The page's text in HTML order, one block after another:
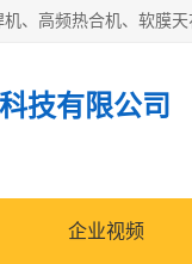
技有限公司
企业视频